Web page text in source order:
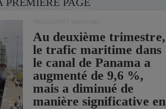
Au deuxième trimestre,
le trafic maritime dans
le canal de Panama a
augmenté de 9,6 %,
mais a diminué de
manière significative en